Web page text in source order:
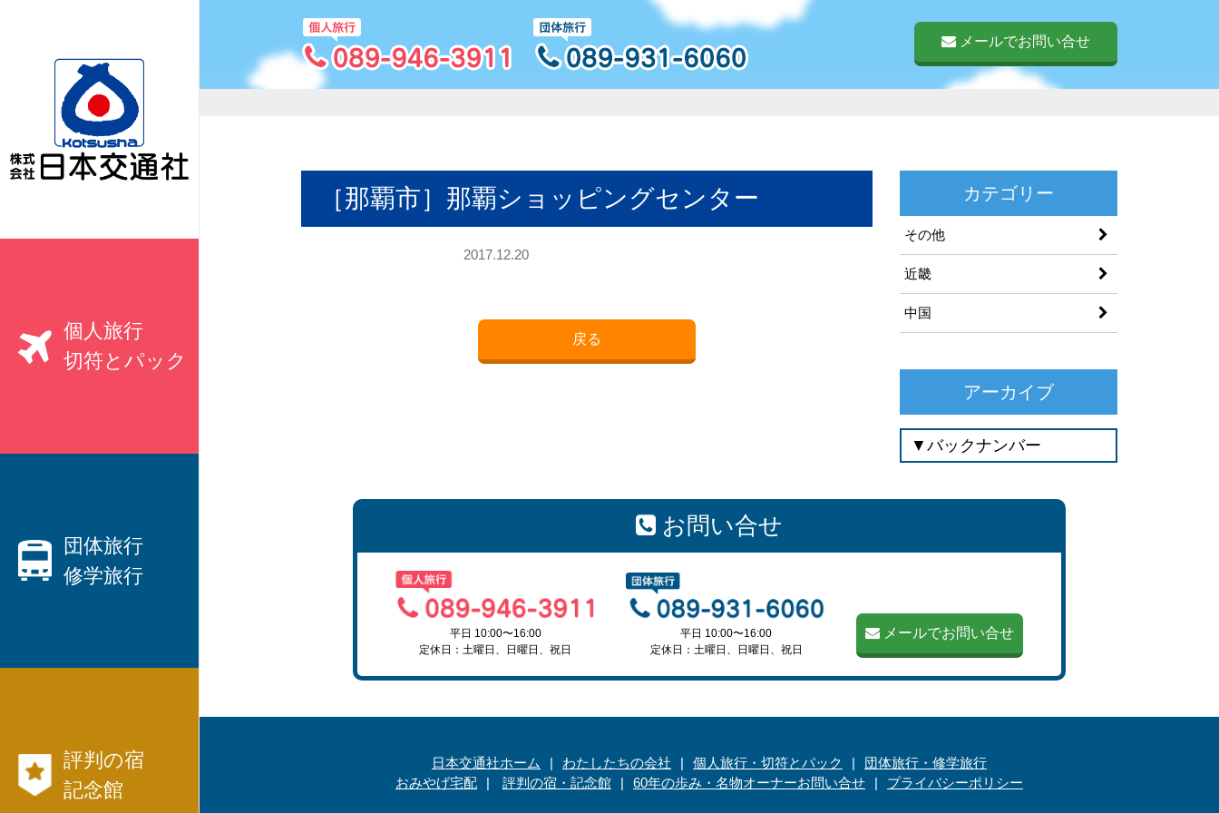
個人旅行
切符とパック
国内旅行
から
ェリー等切符
も発行出来ます。
団体旅行
修学旅行
国内旅行モデル
コース
評判の宿
記念館
メールでお問い合せ
［那覇市］那覇ショッピングセンター
2017.12.20
戻る
カテゴリー
その他
近畿
中国
アーカイブ
お問い合せ
平日 10:00〜16:00
定休日：土曜日、日曜日、祝日
平日 10:00〜16:00
定休日：土曜日、日曜日、祝日
メールでお問い合せ
日本交通社ホーム わたしたちの会社 個人旅行・切符とパック
団体旅行・修学旅行
おみやげ宅配
評判の宿・記念館 60年の歩み・名物オーナーお問い合せ プライバシーポリシー